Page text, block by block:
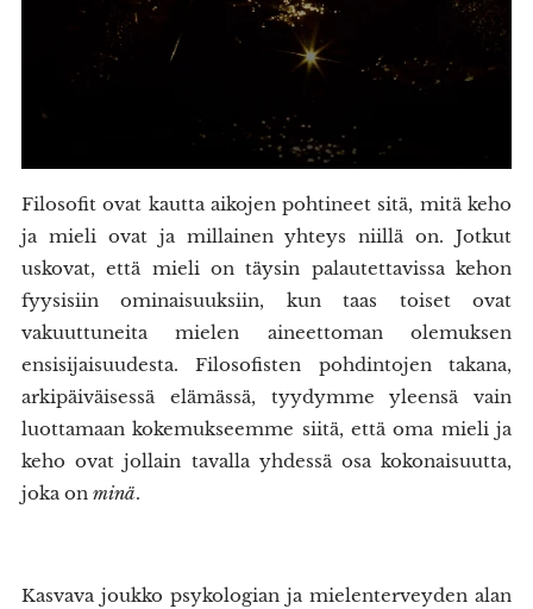
Filosofit ovat kautta aikojen pohtineet sitä, mitä keho
ja mieli ovat ja millainen yhteys niillä on. Jotkut
uskovat, että mieli on täysin palautettavissa kehon
fyysisiin ominaisuuksiin, kun taas toiset ovat
vakuuttuneita mielen aineettoman olemuksen
ensisijaisuudesta. Filosofisten pohdintojen takana,
arkipäiväisessä elämässä, tyydymme yleensä vain
luottamaan kokemukseemme siitä, että oma mieli ja
keho ovat jollain tavalla yhdessä osa kokonaisuutta,
joka on minä.
Kasvava joukko psykologian ja mielenterveyden alan